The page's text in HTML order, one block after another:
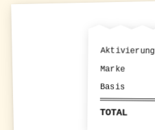
Aktivierung
Marke
Basis
TOTAL